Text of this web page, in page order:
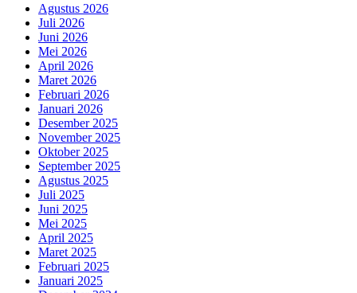
Agustus 2026
Juli 2026
Juni 2026
Mei 2026
April 2026
Maret 2026
Februari 2026
Januari 2026
Desember 2025
November 2025
Oktober 2025
September 2025
Agustus 2025
Juli 2025
Juni 2025
Mei 2025
April 2025
Maret 2025
Februari 2025
Januari 2025